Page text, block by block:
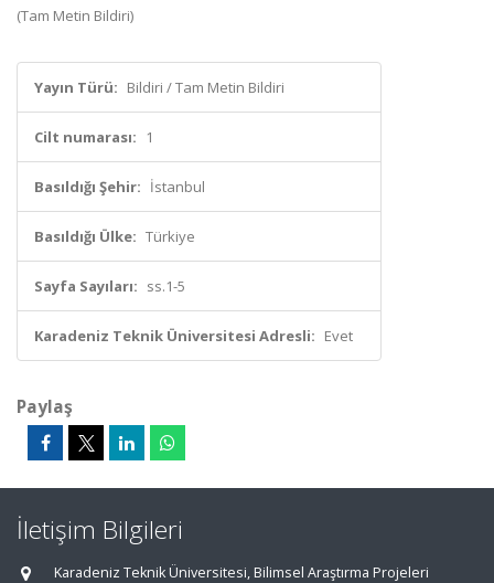
(Tam Metin Bildiri)
Yayın Türü: Bildiri / Tam Metin Bildiri
Cilt numarası: 1
Basıldığı Şehir: İstanbul
Basıldığı Ülke: Türkiye
Sayfa Sayıları: ss.1-5
Karadeniz Teknik Üniversitesi Adresli: Evet
Paylaş
İletişim Bilgileri
Karadeniz Teknik Üniversitesi, Bilimsel Araştırma Projeleri